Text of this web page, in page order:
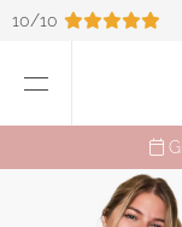
10/10